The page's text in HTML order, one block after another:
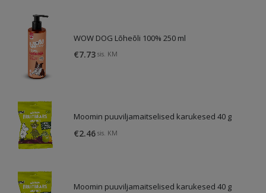
WOW DOG Lõheõli 100% 250 ml
€7.73 sis. KM
Moomin puuviljamaitselised karukesed 40 g
€2.46 sis. KM
Moomin puuviljamaitselised karukesed 40 g